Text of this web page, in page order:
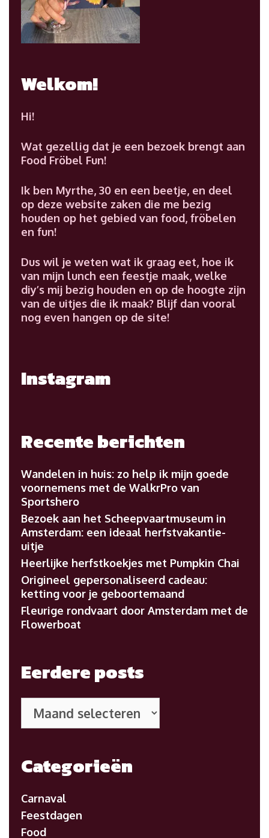
Welkom!
Hi!
Wat gezellig dat je een bezoek brengt aan
Food Fröbel Fun!
Ik ben Myrthe, 30 en een beetje, en deel
op deze website zaken die me bezig
houden op het gebied van food, fröbelen
en fun!
Dus wil je weten wat ik graag eet, hoe ik
van mijn lunch een feestje maak, welke
diy’s mij bezig houden en op de hoogte zijn
van de uitjes die ik maak? Blijf dan vooral
nog even hangen op de site!
Instagram
Recente berichten
Wandelen in huis: zo help ik mijn goede
voornemens met de WalkrPro van
Sportshero
Bezoek aan het Scheepvaartmuseum in
Amsterdam: een ideaal herfstvakantie-
uitje
Heerlijke herfstkoekjes met Pumpkin Chai
Origineel gepersonaliseerd cadeau:
ketting voor je geboortemaand
Fleurige rondvaart door Amsterdam met de
Flowerboat
Eerdere posts
posts
Categorieën
Carnaval
Feestdagen
Food